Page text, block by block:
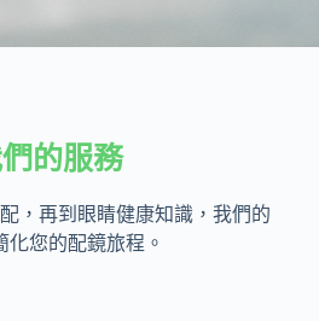
的服務
，再到眼睛健康知識，我們的
化您的配鏡旅程。